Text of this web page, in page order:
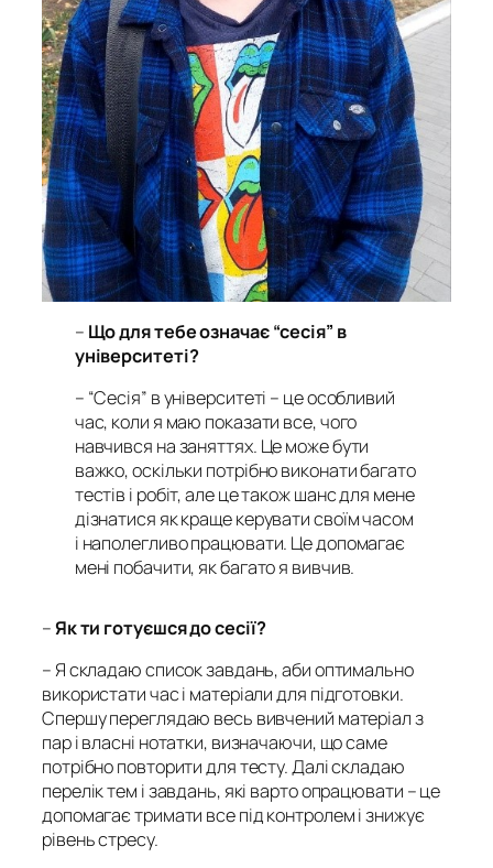
– Що для тебе означає “сесія” в
університеті?
– “Сесія” в університеті – це особливий
час, коли я маю показати все, чого
навчився на заняттях. Це може бути
важко, оскільки потрібно виконати багато
тестів і робіт, але це також шанс для мене
дізнатися як краще керувати своїм часом
і наполегливо працювати. Це допомагає
мені побачити, як багато я вивчив.
–Як ти готуєшся до сесії?
– Я складаю список завдань, аби оптимально
використати час і матеріали для підготовки.
Спершу переглядаю весь вивчений матеріал з
пар і власні нотатки, визначаючи, що саме
потрібно повторити для тесту. Далі складаю
перелік тем і завдань, які варто опрацювати – це
допомагає тримати все під контролем і знижує
рівень стресу.